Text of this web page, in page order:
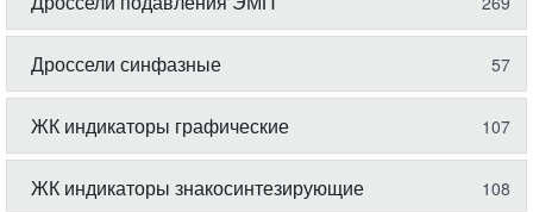
Дроссели синфазные 57
ЖК индикаторы графические 107
ЖК индикаторы знакосинтезирующие 108